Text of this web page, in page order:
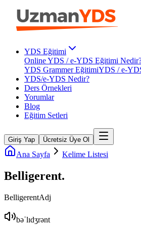
YDS Eğitimi
Online YDS / e-YDS Eğitimi
YDS Grammer EğitimiYDS / e-
YDS/e-YDS Nedir?
Ders Örnekleri
Yorumlar
Blog
Eğitim Setleri
Giriş Yap Ücretsiz Üye Ol
Ana Sayfa Kelime Listesi
Belligerent.
BelligerentAdj
bəˈlɪdʒrənt